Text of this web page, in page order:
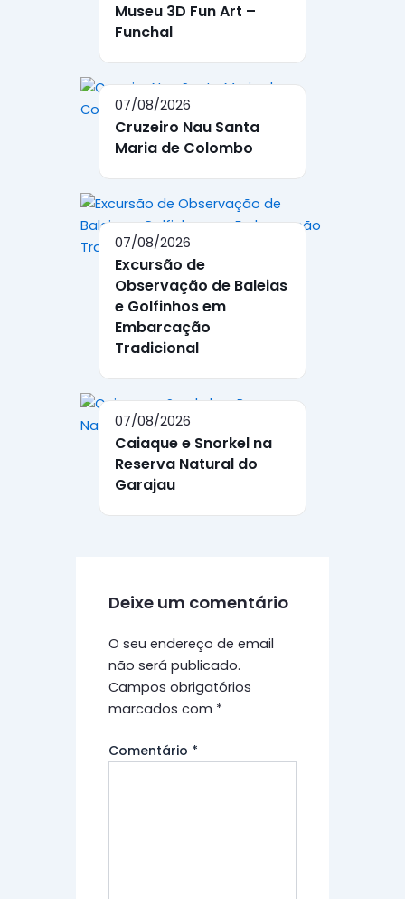
Museu 3D Fun Art –
Funchal
07/08/2026
Cruzeiro Nau Santa
Maria de Colombo
07/08/2026
Excursão de
Observação de Baleias
e Golfinhos em
Embarcação
Tradicional
07/08/2026
Caiaque e Snorkel na
Reserva Natural do
Garajau
Deixe um comentário
O seu endereço de email
não será publicado.
Campos obrigatórios
marcados com *
Comentário *